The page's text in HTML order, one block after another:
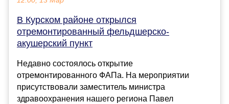
В Курском районе открылся
отремонтированный фельдшерско-
акушерский пункт
Недавно состоялось открытие
отремонтированного ФАПа. На мероприятии
присутствовали заместитель министра
здравоохранения нашего региона Павел